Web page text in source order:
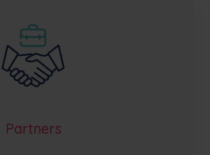
Partners